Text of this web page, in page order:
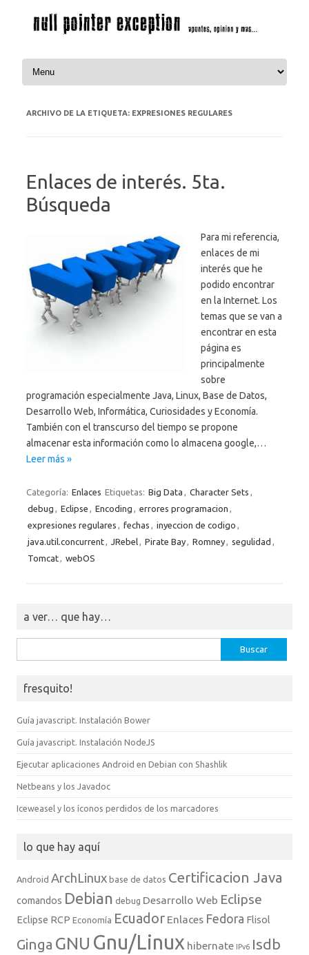
Saltar al contenido
ARCHIVO DE LA ETIQUETA: EXPRESIONES REGULARES
Enlaces de interés. 5ta.
Búsqueda
Para mi referencia,
enlaces de mi
interés que he
podido encontrar
en la Internet. Los
temas que se van a
encontrar en esta
página es
principalmente
sobre
programación especialmente Java, Linux, Base de Datos,
Desarrollo Web, Informática, Curiosidades y Economía.
También con el transcurso del tiempo se propone
almacenar esta información como lo almacena google,…
Leer más »
Categoría: Enlaces Etiquetas: Big Data , Character Sets ,
debug , Eclipse , Encoding , errores programacion ,
expresiones regulares , fechas , inyeccion de codigo ,
java.util.concurrent, JRebel, Pirate Bay, Romney, segulidad ,
Tomcat, webOS
a ver… que hay…
fresquito!
Guía javascript. Instalación Bower
Guía javascript. Instalación NodeJS
Ejecutar aplicaciones Android en Debian con Shashlik
Netbeans y los Javadoc
Iceweasel y los íconos perdidos de los marcadores
lo que hay aquí
Android ArchLinux base de datos Certificacion Java
comandos Debian debug Desarrollo Web Eclipse
Eclipse RCP Economía Ecuador Enlaces Fedora Flisol
Ginga GNU Gnu/Linux hibernate IPv6 Isdb